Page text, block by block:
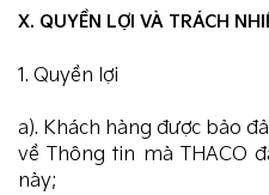
X. QUYỀN LỢI VÀ TRÁCH
1. Quyền lợi
a). Khách hàng được bảo
về Thông tin mà THACO
này;